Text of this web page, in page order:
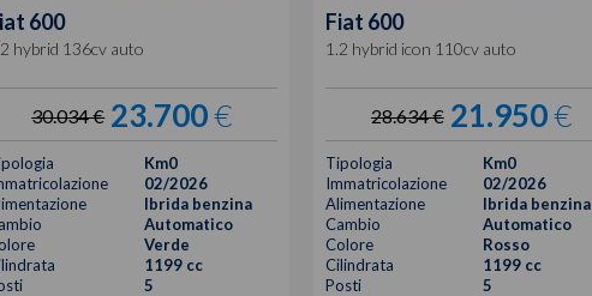
600
hybrid 136cv auto
30.034 € 23.700€
Km0
02/2026
Ibrida benzina
Automatico
Verde
1199 cc
5
Fiat 600
1.2 hybrid icon 110cv auto
28.634 € 21.950€
Tipologia
Km0
Immatricolazione
02/2026
Alimentazione
Ibrida benzina
Cambio
Automatico
Colore
Rosso
Cilindrata
1199 cc
Posti
5